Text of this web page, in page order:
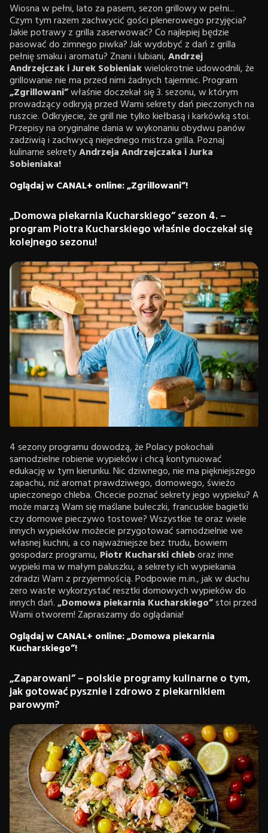
Wiosna w pełni, lato za pasem, sezon grillowy w pełni...
Czym tym razem zachwycić gości plenerowego przyjęcia?
Jakie potrawy z grilla zaserwować? Co najlepiej będzie
pasować do zimnego piwka? Jak wydobyć z dań z grilla
pełnię smaku i aromatu? Znani i lubiani,Andrzej
Andrzejczak i Jurek Sobieniakwielokrotnie udowodnili, że
grillowanie nie ma przed nimi żadnych tajemnic. Program
„Zgrillowani”właśnie doczekał się 3. sezonu, w którym
prowadzący odkryją przed Wami sekrety dań pieczonych na
ruszcie. Odkryjecie, że grill nie tylko kiełbasą i karkówką stoi.
Przepisy na oryginalne dania w wykonaniu obydwu panów
zadziwią i zachwycą niejednego mistrza grilla. Poznaj
kulinarne sekretyAndrzeja Andrzejczaka i Jurka
Sobieniaka!
Oglądaj w CANAL+ online: „Zgrillowani”!
„Domowa piekarnia Kucharskiego” sezon 4. –
program Piotra Kucharskiego właśnie doczekał się
kolejnego sezonu!
4 sezony programu dowodzą, że Polacy pokochali
samodzielne robienie wypieków i chcą kontynuować
edukację w tym kierunku. Nic dziwnego, nie ma piękniejszego
zapachu, niż aromat prawdziwego, domowego, świeżo
upieczonego chleba. Chcecie poznać sekrety jego wypieku? A
może marzą Wam się maślane bułeczki, francuskie bagietki
czy domowe pieczywo tostowe? Wszystkie te oraz wiele
innych wypieków możecie przygotować samodzielnie we
własnej kuchni, a co najważniejsze bez trudu, bowiem
gospodarz programu, Piotr Kucharski chleboraz inne
wypieki ma w małym paluszku, a sekrety ich wypiekania
zdradzi Wam z przyjemnością. Podpowie m.in., jak w duchu
zero waste wykorzystać resztki domowych wypieków do
innych dań.„Domowa piekarnia Kucharskiego”stoi przed
Wami otworem! Zapraszamy do oglądania!
Oglądaj w CANAL+ online: „Domowa piekarnia
Kucharskiego”!
„Zaparowani” – polskie programy kulinarne o tym,
jak gotować pysznie i zdrowo z piekarnikiem
parowym?